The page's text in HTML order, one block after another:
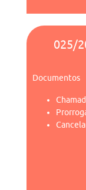
025/
Documentos